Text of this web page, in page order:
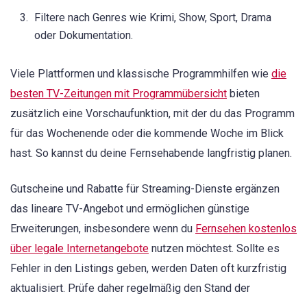
Filtere nach Genres wie Krimi, Show, Sport, Drama
oder Dokumentation.
Viele Plattformen und klassische Programmhilfen wie die
besten TV-Zeitungen mit Programmübersicht bieten
zusätzlich eine Vorschaufunktion, mit der du das Programm
für das Wochenende oder die kommende Woche im Blick
hast. So kannst du deine Fernsehabende langfristig planen.
Gutscheine und Rabatte für Streaming-Dienste ergänzen
das lineare TV-Angebot und ermöglichen günstige
Erweiterungen, insbesondere wenn du Fernsehen kostenlos
über legale Internetangebote nutzen möchtest. Sollte es
Fehler in den Listings geben, werden Daten oft kurzfristig
aktualisiert. Prüfe daher regelmäßig den Stand der